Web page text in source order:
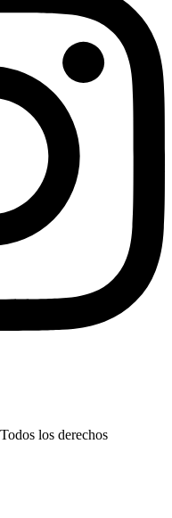
los derechos